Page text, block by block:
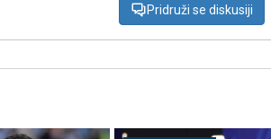
Pridruži se diskusiji